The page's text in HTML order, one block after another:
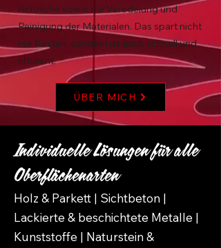
Retusche sowie die Veredelung und
Reinigung der Materialen. Das spart nicht
nur Kosten, sondern ist auch schnell und
effizient.
ÜBER MICH
Individuelle Lösungen für alle
Oberflächenarten
Holz & Parkett | Sichtbeton |
Lackierte & beschichtete Metalle |
Kunststoffe | Naturstein &